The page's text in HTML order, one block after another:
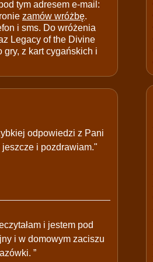
tym adresem e-mail:
zamów wróżbę.
i sms. Do wróżenia
Legacy of the Divine
gry, z kart cygańskich i
odpowiedzi z Pani
i pozdrawiam."
i jestem pod
i w domowym zaciszu
”